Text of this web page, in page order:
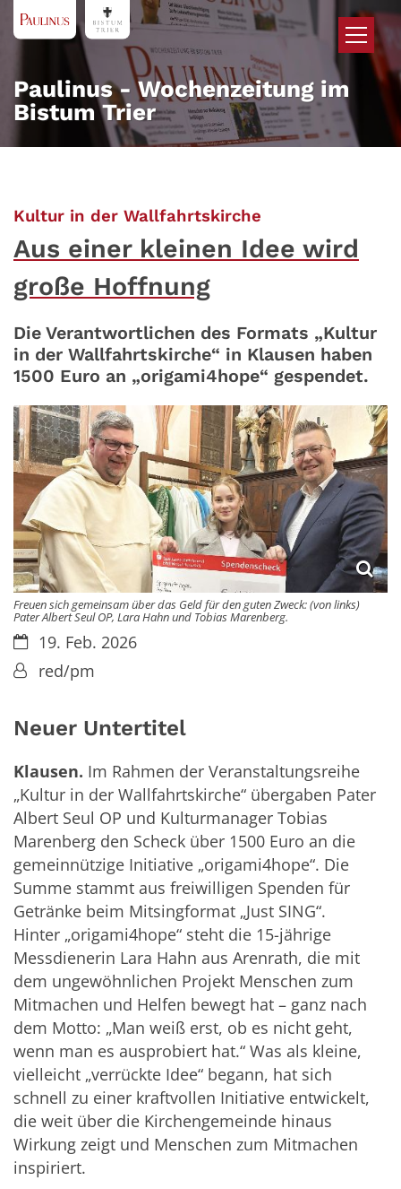
Zum Inhalt springen
Paulinus - Wochenzeitung im
Bistum Trier
Kultur in der Wallfahrtskirche
Aus einer kleinen Idee wird
große Hoffnung
Die Verantwortlichen des Formats „Kultur
in der Wallfahrtskirche“ in Klausen haben
1500 Euro an „origami4hope“ gespendet.
Freuen sich gemeinsam über das Geld für den guten Zweck: (von links)
Pater Albert Seul OP, Lara Hahn und Tobias Marenberg.
Datum:19. Feb. 2026
Von:red/pm
Neuer Untertitel
Klausen. Im Rahmen der Veranstaltungsreihe
„Kultur in der Wallfahrtskirche“ übergaben Pater
Albert Seul OP und Kulturmanager Tobias
Marenberg den Scheck über 1500 Euro an die
gemeinnützige Initiative „origami4hope“. Die
Summe stammt aus freiwilligen Spenden für
Getränke beim Mitsingformat „Just SING“.
Hinter „origami4hope“ steht die 15-jährige
Messdienerin Lara Hahn aus Arenrath, die mit
dem ungewöhnlichen Projekt Menschen zum
Mitmachen und Helfen bewegt hat – ganz nach
dem Motto: „Man weiß erst, ob es nicht geht,
wenn man es ausprobiert hat.“ Was als kleine,
vielleicht „verrückte Idee“ begann, hat sich
schnell zu einer kraftvollen Initiative entwickelt,
die weit über die Kirchengemeinde hinaus
Wirkung zeigt und Menschen zum Mitmachen
inspiriert.